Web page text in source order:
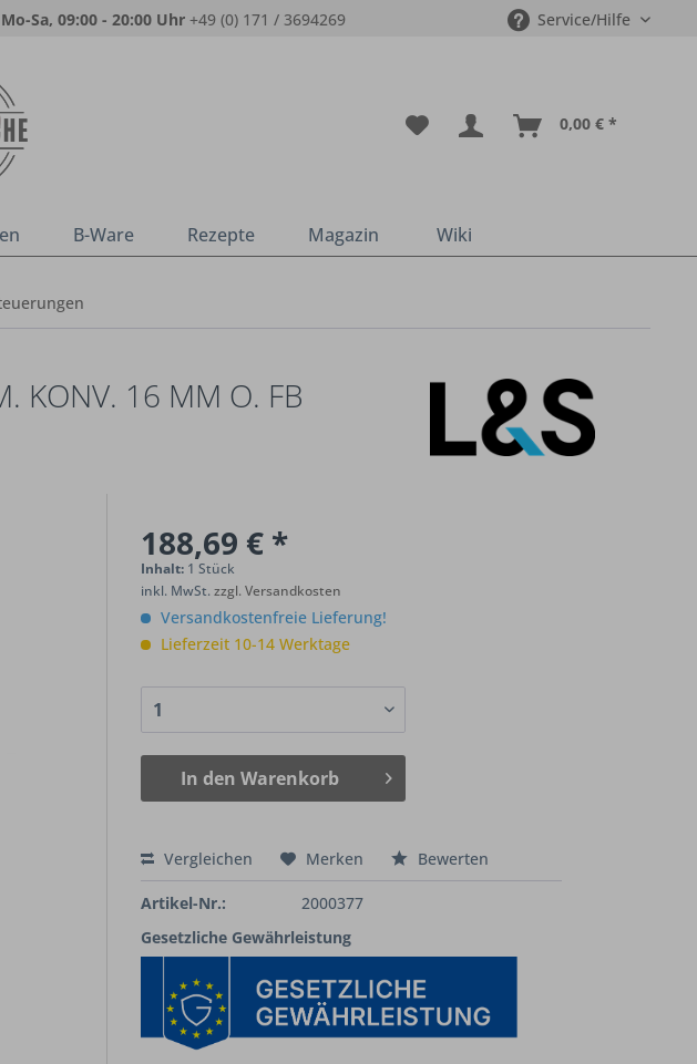
Mo-Sa, 09:00 - 20:00 Uhr +49 (0) 171 / 3694269 Service/Hilfe
0,00 € *
B-Ware Rezepte Magazin Wiki
KONV. 16 MM O. FB
188,69 € *
Inhalt: 1 Stück
inkl. MwSt.zzgl. Versandkosten
Versandkostenfreie Lieferung!
Lieferzeit 10-14 Werktage
In den Warenkorb
Vergleichen Merken Bewerten
Artikel-Nr.:
2000377
Gesetzliche Gewährleistung